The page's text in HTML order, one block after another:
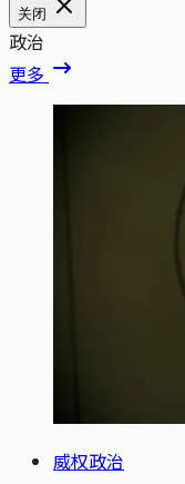
关闭
政治
更多
威权政治